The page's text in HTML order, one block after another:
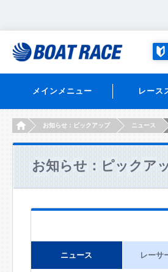
メインメニュー レース
HOMEお知らせ：ピックアップ ニュース
お知らせ：ピックア
ニュース レーサ